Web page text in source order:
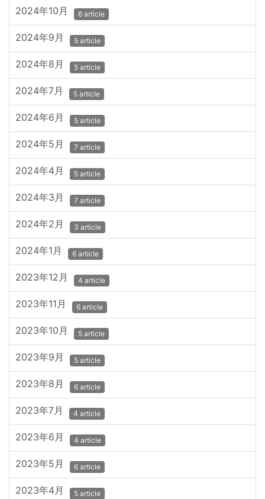
2024年10月 6 article
2024年9月 5 article
2024年8月 5 article
2024年7月 5 article
2024年6月 5 article
2024年5月 7 article
2024年4月 5 article
2024年3月 7 article
2024年2月 3 article
2024年1月 6 article
2023年12月 4 article
2023年11月 6 article
2023年10月 5 article
2023年9月 5 article
2023年8月 6 article
2023年7月 4 article
2023年6月 4 article
2023年5月 6 article
2023年4月 5 article